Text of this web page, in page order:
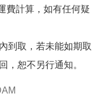
費計算，如有任何疑
到取，若未能如期取
，恕不另行通知。